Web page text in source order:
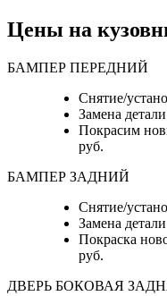
Цены на
БАМПЕР ПЕРЕДНИЙ
Снятие/
Замена
Покрасим
руб.
БАМПЕР ЗАДНИЙ
Снятие/
Замена
Покраска
руб.
ДВЕРЬ БОКОВАЯ